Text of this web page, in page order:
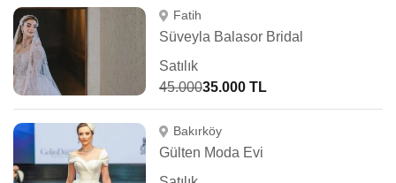
Fatih
Süveyla Balasor Bridal
Satılık
45.00035.000 TL
Bakırköy
Gülten Moda Evi